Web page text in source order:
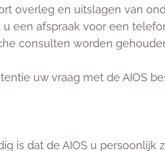
overleg en uitslagen van
u een afspraak voor een
consulten worden
uw vraag met de AIOS
is dat de AIOS u persoonlijk